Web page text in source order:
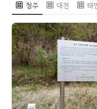
청주 대전 태